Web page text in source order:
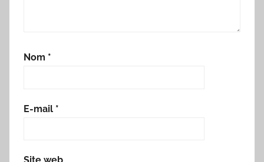
Nom *
E-mail *